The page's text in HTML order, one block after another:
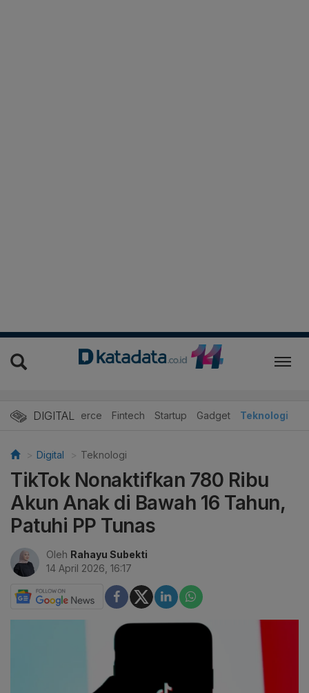
DIGITAL
E-Commerce Fintech Startup Gadget Teknologi
Digital Teknologi
TikTok Nonaktifkan 780 Ribu
Akun Anak di Bawah 16 Tahun,
Patuhi PP Tunas
Oleh Rahayu Subekti
14 April 2026, 16:17